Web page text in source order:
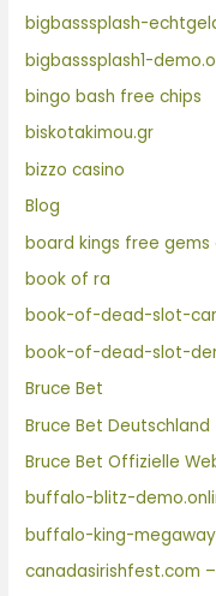
bigbasssplash-
bigbasssplash1-
bingo bash free chips
biskotakimou.gr
bizzo casino
Blog
board kings free gems
book of ra
book-of-dead-slot-
book-of-dead-slot-
Bruce Bet
Bruce Bet
Bruce Bet Offizielle
buffalo-blitz-
buffalo-king-
canadasirishfest.com –